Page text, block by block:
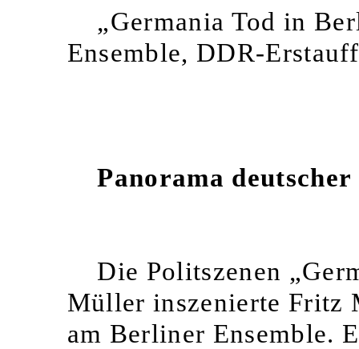
„Germania Tod in
Ensemble, DDR-
Panorama deutscher
Die Politszenen
Müller inszenierte Fritz
am Berliner Ensemble.